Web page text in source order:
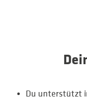
Du unterstützt